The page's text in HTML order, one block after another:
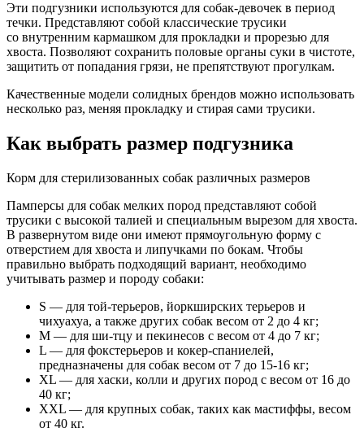
Эти подгузники используются для собак-девочек в период
течки. Представляют собой классические трусики
со внутренним кармашком для прокладки и прорезью для
хвоста. Позволяют сохранить половые органы суки в чистоте,
защитить от попадания грязи, не препятствуют прогулкам.
Качественные модели солидных брендов можно использовать
несколько раз, меняя прокладку и стирая сами трусики.
Как выбрать размер подгузника
Корм для стерилизованных собак различных размеров
Памперсы для собак мелких пород представляют собой
трусики с высокой талией и специальным вырезом для хвоста.
В развернутом виде они имеют прямоугольную форму с
отверстием для хвоста и липучками по бокам. Чтобы
правильно выбрать подходящий вариант, необходимо
учитывать размер и породу собаки:
S — для той-терьеров, йоркширских терьеров и
чихуахуа, а также других собак весом от 2 до 4 кг;
M — для ши-тцу и пекинесов с весом от 4 до 7 кг;
L — для фокстерьеров и кокер-спаниелей,
предназначены для собак весом от 7 до 15-16 кг;
XL — для хаски, колли и других пород с весом от 16 до
40 кг;
XXL — для крупных собак, таких как мастиффы, весом
от 40 кг.